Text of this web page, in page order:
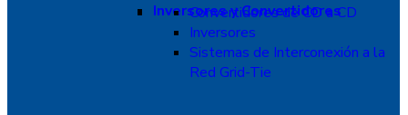
Inversores y Convertidores
Convertidores de CD a CD
Inversores
Sistemas de Interconexión a la
Red Grid-Tie